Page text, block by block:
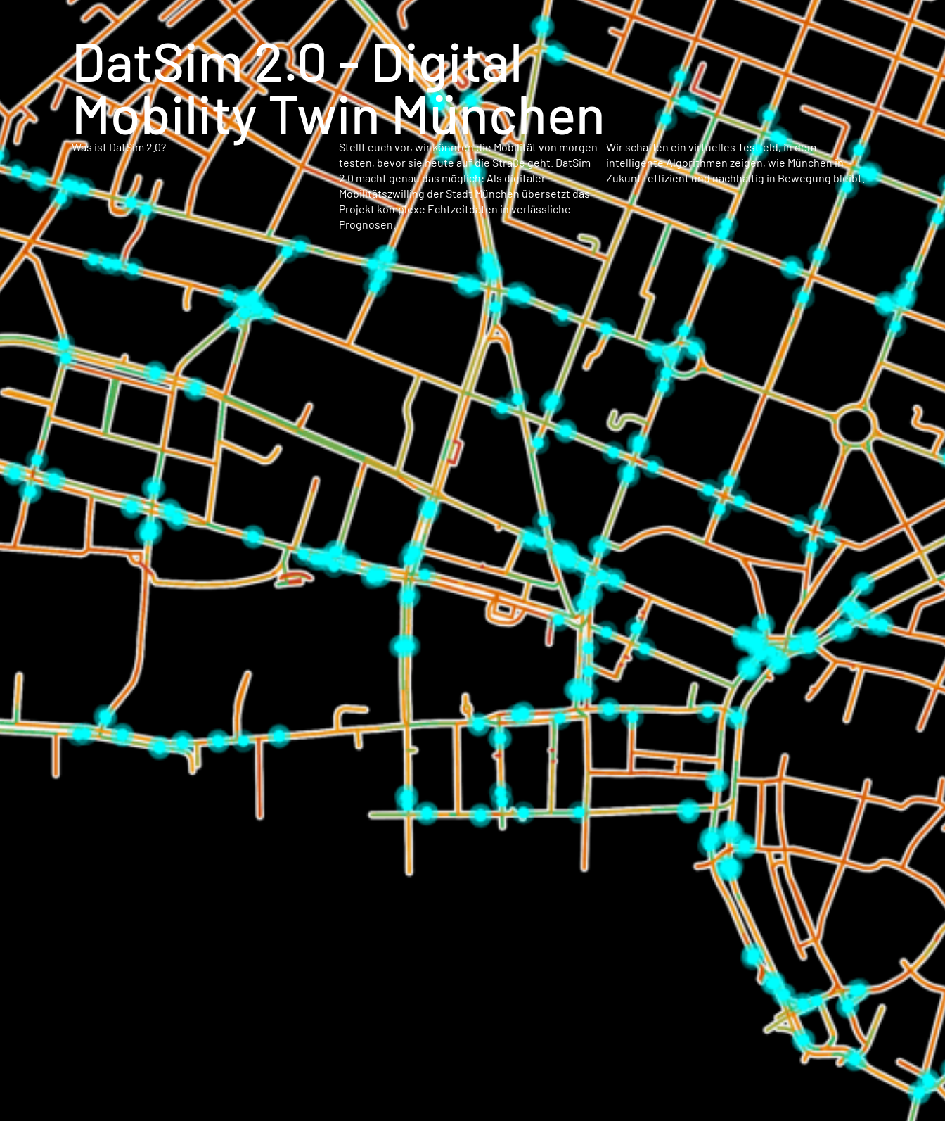
DatSim 2.0 - Digital
Mobility Twin München
Was ist DatSim 2.0?
Stellt euch vor, wir könnten die Mobilität von morgen
testen, bevor sie heute auf die Straße geht. DatSim
2.0 macht genau das möglich: Als digitaler
Mobilitätszwilling der Stadt München übersetzt das
Projekt komplexe Echtzeitdaten in verlässliche
Prognosen.
Wir schaffen ein virtuelles Testfeld, in dem
intelligente Algorithmen zeigen, wie München in
Zukunft effizient und nachhaltig in Bewegung bleibt.